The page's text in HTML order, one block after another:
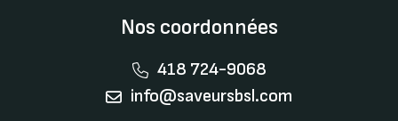
Nos coordonnées
418 724-9068
info@saveursbsl.com